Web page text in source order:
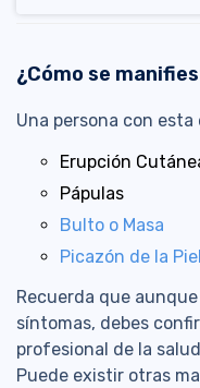
¿Cómo se
Una persona con
Erupción
Pápulas
Bulto o Masa
Picazón de la Piel
Recuerda que
síntomas, debes
profesional de la
Puede existir otras